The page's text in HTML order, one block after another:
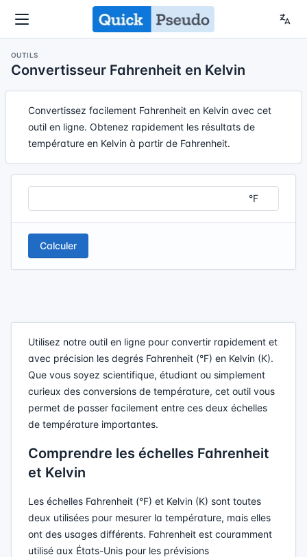
OUTILS
Convertisseur Fahrenheit en Kelvin
Convertissez facilement Fahrenheit en Kelvin avec cet
outil en ligne. Obtenez rapidement les résultats de
température en Kelvin à partir de Fahrenheit.
Calculer
Utilisez notre outil en ligne pour convertir rapidement et
avec précision les degrés Fahrenheit (°F) en Kelvin (K).
Que vous soyez scientifique, étudiant ou simplement
curieux des conversions de température, cet outil vous
permet de passer facilement entre ces deux échelles
de température importantes.
Comprendre les échelles Fahrenheit
et Kelvin
Les échelles Fahrenheit (°F) et Kelvin (K) sont toutes
deux utilisées pour mesurer la température, mais elles
ont des usages différents. Fahrenheit est couramment
utilisé aux États-Unis pour les prévisions